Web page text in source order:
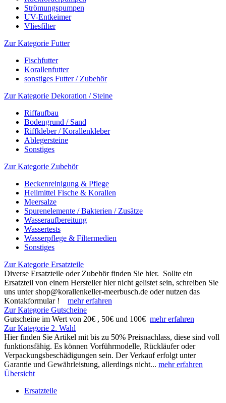
Strömungspumpen
UV-Entkeimer
Vliesfilter
Zur Kategorie Futter
Fischfutter
Korallenfutter
sonstiges Futter / Zubehör
Zur Kategorie Dekoration / Steine
Riffaufbau
Bodengrund / Sand
Riffkleber / Korallenkleber
Ablegersteine
Sonstiges
Zur Kategorie Zubehör
Beckenreinigung & Pflege
Heilmittel Fische & Korallen
Meersalze
Spurenelemente / Bakterien / Zusätze
Wasseraufbereitung
Wassertests
Wasserpflege & Filtermedien
Sonstiges
Zur Kategorie Ersatzteile
Diverse Ersatzteile oder Zubehör finden Sie hier. Sollte ein
Ersatzteil von einem Hersteller hier nicht gelistet sein, schreiben Sie
uns unter shop@korallenkeller-meerbusch.de oder nutzen das
Kontakformular ! mehr erfahren
Zur Kategorie Gutscheine
Gutscheine im Wert von 20€ , 50€ und 100€ mehr erfahren
Zur Kategorie 2. Wahl
Hier finden Sie Artikel mit bis zu 50% Preisnachlass, diese sind voll
funktionsfähig. Es können Vorführmodelle, Rückläufer oder
Verpackungsbeschädigungen sein. Der Verkauf erfolgt unter
Garantie und Gewährleistung, allerdings nicht... mehr erfahren
Übersicht
Ersatzteile